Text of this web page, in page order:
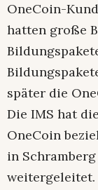
OneCoin-
hatten große
später die
Die IMS hat
OneCoin
in
weitergeleitet.